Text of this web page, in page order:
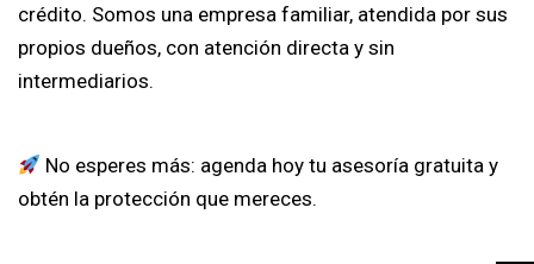
crédito. Somos una empresa familiar, atendida por sus
propios dueños, con atención directa y sin
intermediarios.
No esperes más: agenda hoy tu asesoría gratuita y
obtén la protección que mereces.